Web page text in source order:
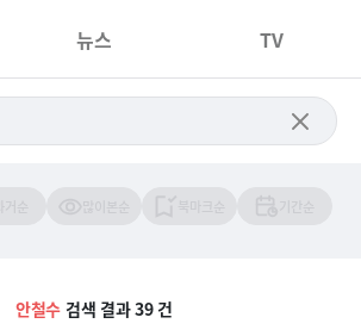
뉴스 TV
안철수 검색 결과 39 건